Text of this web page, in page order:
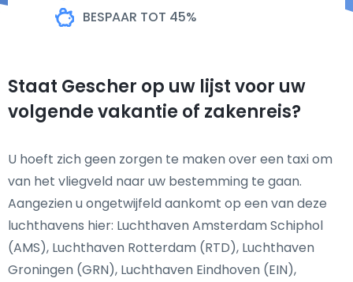
BESPAAR TOT 45%
Staat Gescher op uw lijst voor uw
volgende vakantie of zakenreis?
U hoeft zich geen zorgen te maken over een taxi om
van het vliegveld naar uw bestemming te gaan.
Aangezien u ongetwijfeld aankomt op een van deze
luchthavens hier: Luchthaven Amsterdam Schiphol
(AMS), Luchthaven Rotterdam (RTD), Luchthaven
Groningen (GRN), Luchthaven Eindhoven (EIN),